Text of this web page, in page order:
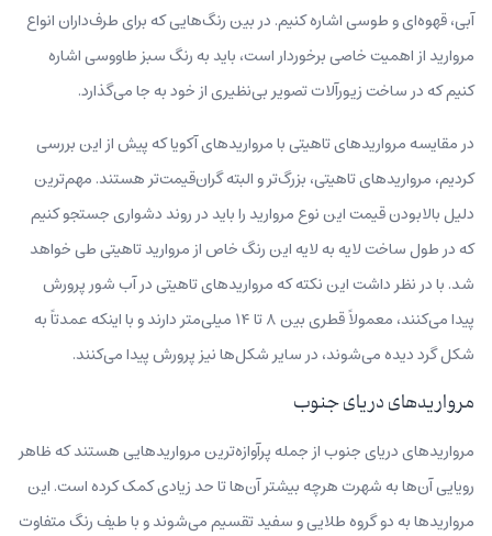
آبی، قهوه‌ای و طوسی اشاره کنیم. در بین رنگ‌هایی که برای طرف‌داران انواع
مروارید از اهمیت خاصی برخوردار است، باید به رنگ سبز طاووسی اشاره
کنیم که در ساخت زیورآلات تصویر بی‌نظیری از خود به جا می‌گذارد.
در مقایسه مرواریدهای تاهیتی با مرواریدهای آکویا که پیش از این بررسی
کردیم، مرواریدهای تاهیتی، بزرگ‌تر و البته گران‌قیمت‌تر هستند. مهم‌ترین
دلیل بالابودن قیمت این نوع مروارید را باید در روند دشواری جستجو کنیم
که در طول ساخت لایه‌ به‌ لایه این رنگ خاص از مروارید تاهیتی طی خواهد
شد. با در نظر داشت این نکته که مرواریدهای تاهیتی در آب شور پرورش
پیدا می‌کنند، معمولاً قطری بین ۸ تا ۱۴ میلی‌متر دارند و با اینکه عمدتاً به
شکل گرد دیده می‌شوند، در سایر شکل‌ها نیز پرورش پیدا می‌کنند.
مرواریدهای دریای جنوب
مرواریدهای دریای جنوب از جمله پرآوازه‌ترین مرواریدهایی هستند که ظاهر
رویایی آن‌ها به شهرت هرچه بیشتر آن‌ها تا حد زیادی کمک کرده‌ است. این
مرواریدها به دو گروه طلایی و سفید تقسیم می‌شوند و با طیف رنگ متفاوت